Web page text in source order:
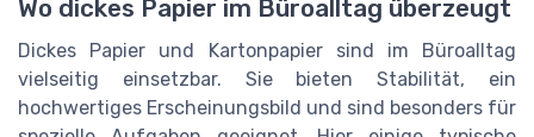
Wo dickes Papier im Büroalltag überzeugt
Dickes Papier und Kartonpapier sind im Büroalltag
vielseitig einsetzbar. Sie bieten Stabilität, ein
hochwertiges Erscheinungsbild und sind besonders für